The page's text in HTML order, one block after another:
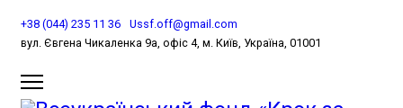
+38 (044) 235 11 36
Ussf.off@gmail.com
вул. Євгена Чикаленка 9а, офіс 4, м. Київ, Україна, 01001